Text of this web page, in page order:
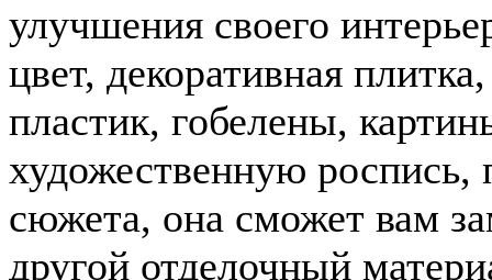
улучшения своего
цвет, декоративная
пластик, гобелены,
художественную роспись,
сюжета, она сможет вам
другой отделочный